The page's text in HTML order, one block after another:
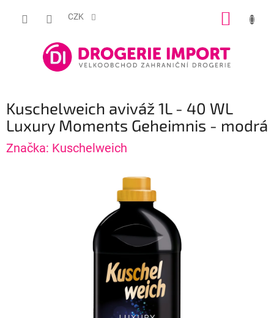
CZK
Kuschelweich aviváž 1L - 40 WL
Luxury Moments Geheimnis - modrá
Značka: Kuschelweich